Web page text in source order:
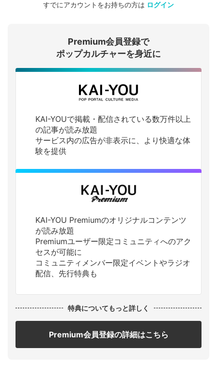
会員登録する
ログインする
すでにアカウントをお持ちの方は ログイン
Premium会員登録で
ポップカルチャーを身近に
KAI-YOUで掲載・配信されている数万件以上
の記事が読み放題
サービス内の広告が非表示に、より快適な体
験を提供
KAI-YOU Premiumのオリジナルコンテンツ
が読み放題
Premiumユーザー限定コミュニティへのアク
セスが可能に
コミュニティメンバー限定イベントやラジオ
配信、先行特典も
特典についてもっと詳しく
Premium会員登録の詳細はこちら